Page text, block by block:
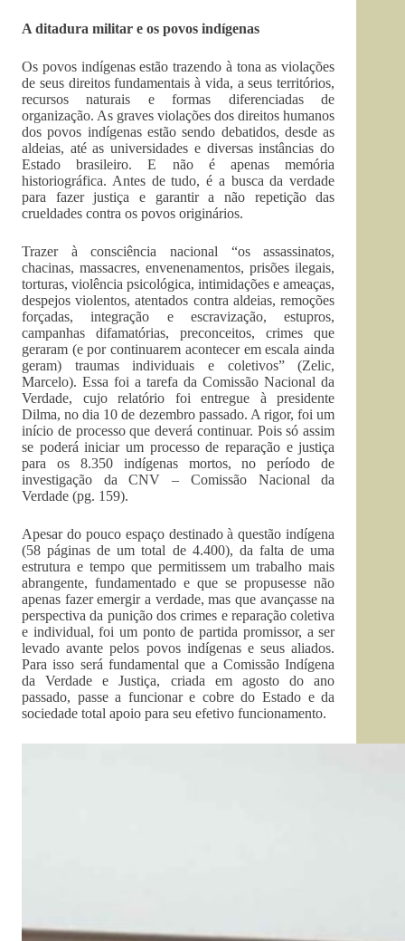
A ditadura militar e os povos indígenas
Os povos indígenas estão trazendo à tona as violações
de seus direitos fundamentais à vida, a seus territórios,
recursos naturais e formas diferenciadas de
organização. As graves violações dos direitos humanos
dos povos indígenas estão sendo debatidos, desde as
aldeias, até as universidades e diversas instâncias do
Estado brasileiro. E não é apenas memória
historiográfica. Antes de tudo, é a busca da verdade
para fazer justiça e garantir a não repetição das
crueldades contra os povos originários.
Trazer à consciência nacional “os assassinatos,
chacinas, massacres, envenenamentos, prisões ilegais,
torturas, violência psicológica, intimidações e ameaças,
despejos violentos, atentados contra aldeias, remoções
forçadas, integração e escravização, estupros,
campanhas difamatórias, preconceitos, crimes que
geraram (e por continuarem acontecer em escala ainda
geram) traumas individuais e coletivos” (Zelic,
Marcelo). Essa foi a tarefa da Comissão Nacional da
Verdade, cujo relatório foi entregue à presidente
Dilma, no dia 10 de dezembro passado. A rigor, foi um
início de processo que deverá continuar. Pois só assim
se poderá iniciar um processo de reparação e justiça
para os 8.350 indígenas mortos, no período de
investigação da CNV – Comissão Nacional da
Verdade (pg. 159).
Apesar do pouco espaço destinado à questão indígena
(58 páginas de um total de 4.400), da falta de uma
estrutura e tempo que permitissem um trabalho mais
abrangente, fundamentado e que se propusesse não
apenas fazer emergir a verdade, mas que avançasse na
perspectiva da punição dos crimes e reparação coletiva
e individual, foi um ponto de partida promissor, a ser
levado avante pelos povos indígenas e seus aliados.
Para isso será fundamental que a Comissão Indígena
da Verdade e Justiça, criada em agosto do ano
passado, passe a funcionar e cobre do Estado e da
sociedade total apoio para seu efetivo funcionamento.